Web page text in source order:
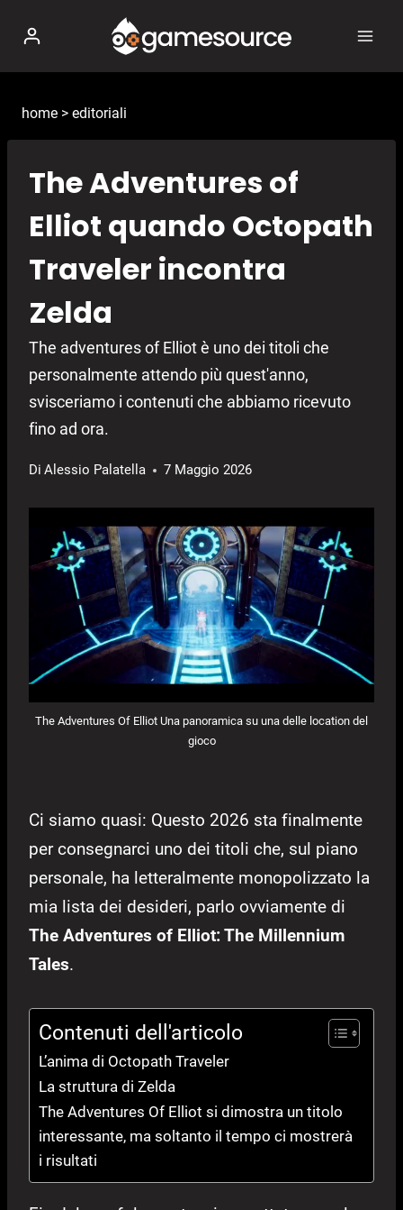
contenuto
home > editoriali
The Adventures of
Elliot quando Octopath
Traveler incontra
Zelda
The adventures of Elliot è uno dei titoli che
personalmente attendo più quest'anno,
svisceriamo i contenuti che abbiamo ricevuto
fino ad ora.
Di Alessio Palatella 7 Maggio 2026
The Adventures Of Elliot Una panoramica su una delle location del
gioco
Ci siamo quasi: Questo 2026 sta finalmente
per consegnarci uno dei titoli che, sul piano
personale, ha letteralmente monopolizzato la
mia lista dei desideri, parlo ovviamente di
The Adventures of Elliot: The Millennium
Tales.
Contenuti dell'articolo
L’anima di Octopath Traveler
La struttura di Zelda
The Adventures Of Elliot si dimostra un titolo
interessante, ma soltanto il tempo ci mostrerà
i risultati